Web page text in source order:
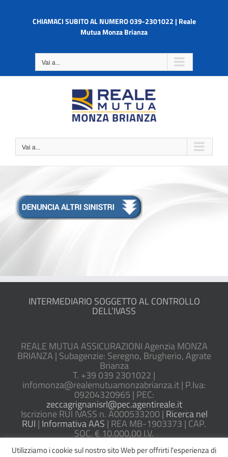
contenutoCHIAMACI SUBITO AL NUMERO 039-2301022 | Reale
Mutua Monza Brianza
Vai a...
Vai a...
INTERMEDIARIO SOGGETTO AL CONTROLLO
DELL’IVASS
REALE MUTUA ASSICURAZIONI Agenzia MONZA
BRIANZA | Subagenzie: Seregno, Brugherio, Agrate
Brianza
T. +39 039 2301022 |
infomonza@realemutuamonzabrianza.it | P.Iva:
09204320965 | PEC:
zeccagrignanisrl@pec.agentireale.it
Iscrizione RUI IVASS n. A000533200 | Ricerca nel
RUI | Informativa AAS | REA MB-1903373 | CAP.
SOC. € 10.000,00 I.V.
Utilizziamo i cookie sul nostro sito Web per offrirti l'esperienza di